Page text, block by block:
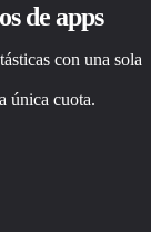
de apps
con una sola
única cuota.